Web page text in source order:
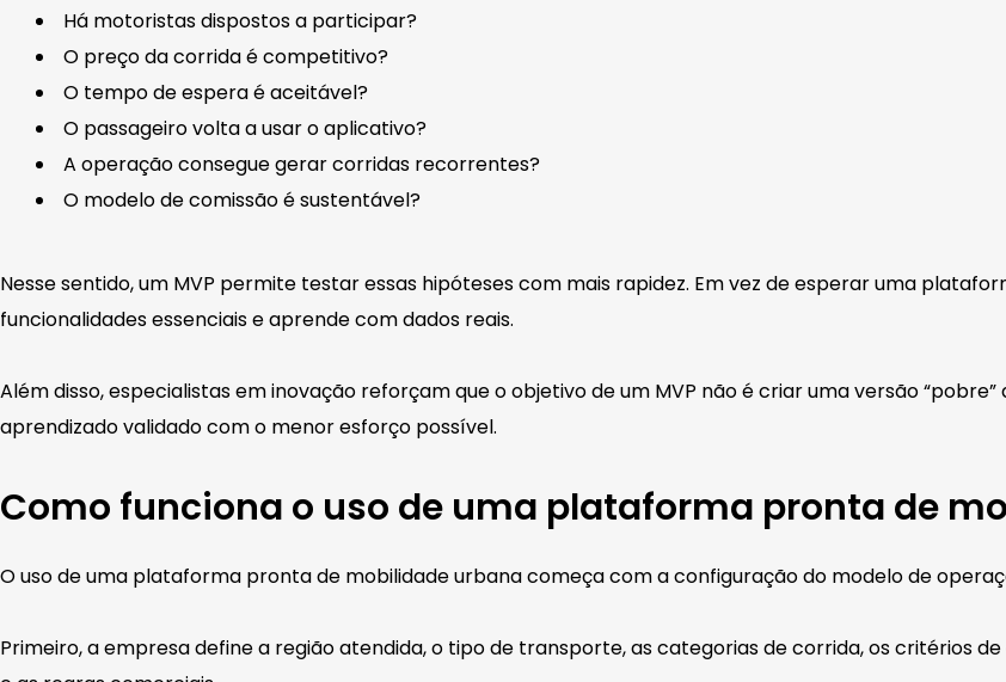
Há motoristas dispostos a participar?
O preço da corrida é competitivo?
O tempo de espera é aceitável?
O passageiro volta a usar o aplicativo?
A operação consegue gerar corridas recorrentes?
O modelo de comissão é sustentável?
Nesse sentido, um MVP permite testar essas hipóteses com mais rapidez. Em vez de esperar uma
funcionalidades essenciais e aprende com dados reais.
Além disso, especialistas em inovação reforçam que o objetivo de um MVP não é criar uma versão
aprendizado validado com o menor esforço possível.
Como funciona o uso de uma plataforma pronta de
O uso de uma plataforma pronta de mobilidade urbana começa com a configuração do modelo de
Primeiro, a empresa define a região atendida, o tipo de transporte, as categorias de corrida, os critérios